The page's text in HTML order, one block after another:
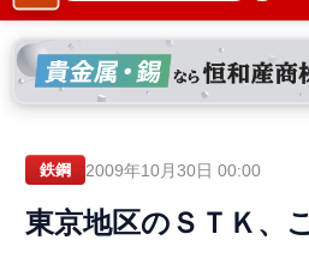
鉄鋼 2009年10月30日 00:00
東京地区のＳＴＫ、